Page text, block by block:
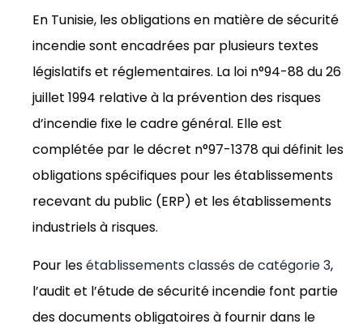
En Tunisie, les obligations en matière de sécurité
incendie sont encadrées par plusieurs textes
législatifs et réglementaires. La loi n°94-88 du 26
juillet 1994 relative à la prévention des risques
d’incendie fixe le cadre général. Elle est
complétée par le décret n°97-1378 qui définit les
obligations spécifiques pour les établissements
recevant du public (ERP) et les établissements
industriels à risques.
Pour lesétablissements classés de catégorie 3,
l’audit et l’étude de sécurité incendie font partie
des documents obligatoires à fournir dans le